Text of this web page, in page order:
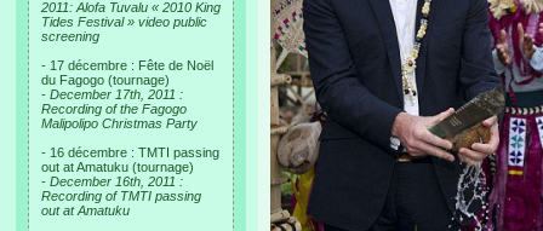
2011: Alofa Tuvalu « 2010 King
Tides Festival » video public
screening
- 17 décembre : Fête de Noël
du Fagogo (tournage)
- December 17th, 2011 :
Recording of the Fagogo
Malipolipo Christmas Party
- 16 décembre : TMTI passing
out at Amatuku (tournage)
- December 16th, 2011 :
Recording of TMTI passing
out at Amatuku